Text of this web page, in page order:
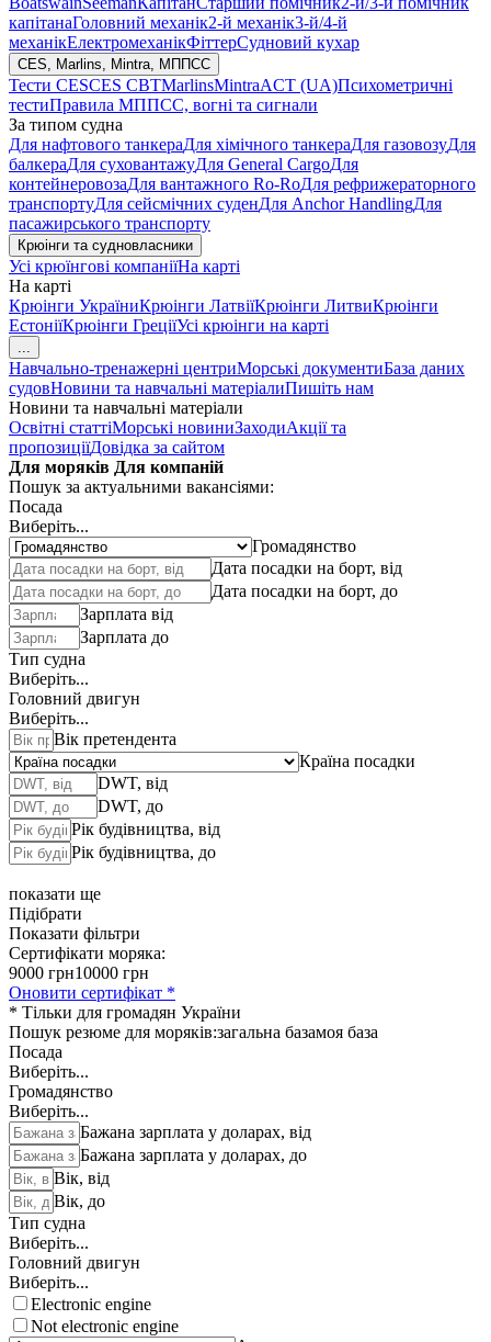
капітанаГоловний механік2-й механік3-й/4-й
механікЕлектромеханікФіттерСудновий кухар
CES, Marlins, Mintra, МППСС
Тести CESCES CBTMarlinsMintraACT (UA)Психометричні
тестиПравила МППСС, вогні та сигнали
За типом судна
Для нафтового танкераДля хімічного танкераДля газовозуДля
балкераДля суховантажуДля General CargoДля
контейнеровозаДля вантажного Ro-RoДля рефрижераторного
транспортуДля сейсмічних суденДля Anchor HandlingДля
пасажирського транспорту
Крюінги та судновласники
Усі крюїнгові компаніїНа карті
На карті
Крюінги УкраїниКрюінги ЛатвіїКрюінги ЛитвиКрюінги
ЕстоніїКрюінги ГреціїУсі крюінги на карті
...
Навчально-тренажерні центриМорські документиБаза даних
судовНовини та навчальні матеріалиПишіть нам
Новини та навчальні матеріали
Освітні статтіМорські новиниЗаходиАкції та
пропозиціїДовідка за сайтом
Для моряків Для компаній
Пошук за актуальними вакансіями:
Посада
Виберіть...
Громадянство
Дата посадки на борт, від
Дата посадки на борт, до
Зарплата від
Зарплата до
Тип судна
Виберіть...
Головний двигун
Виберіть...
Вік претендента
Країна посадки
DWT, від
DWT, до
Рік будівництва, від
Рік будівництва, до
показати ще
Підібрати
Показати фільтри
Сертифікати моряка:
9000 грн10000 грн
Оновити сертифікат *
* Тільки для громадян України
Пошук резюме для моряків:загальна базамоя база
Посада
Виберіть...
Громадянство
Виберіть...
Бажана зарплата у доларах, від
Бажана зарплата у доларах, до
Вік, від
Вік, до
Тип судна
Виберіть...
Головний двигун
Виберіть...
Electronic engine
Not electronic engine